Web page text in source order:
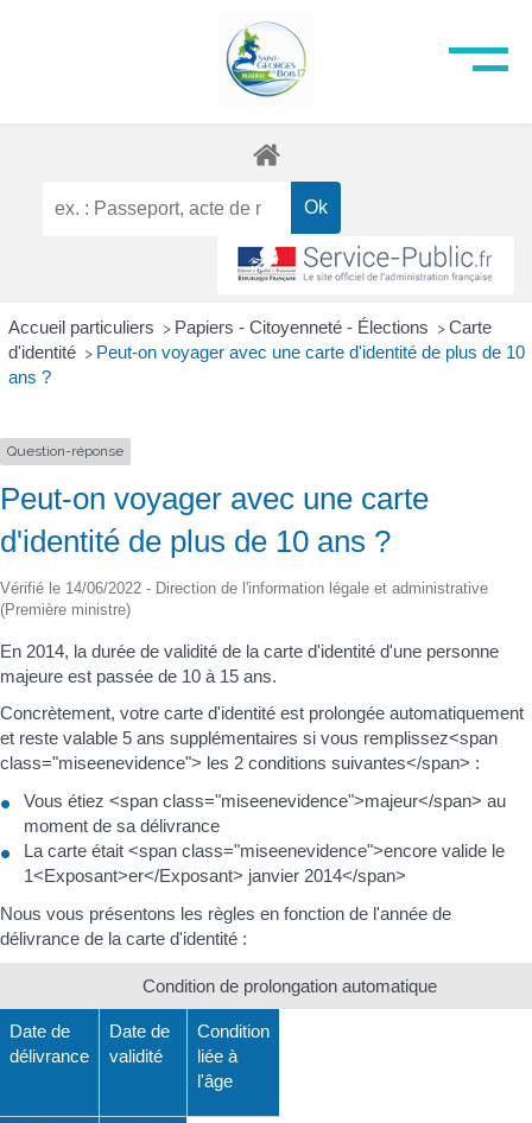
Accueil particuliers > Papiers - Citoyenneté - Élections > Carte
d'identité > Peut-on voyager avec une carte d'identité de plus de 10
ans ?
Question-réponse
Peut-on voyager avec une carte
d'identité de plus de 10 ans ?
Vérifié le 14/06/2022 - Direction de l'information légale et administrative
(Première ministre)
En 2014, la durée de validité de la carte d'identité d'une personne
majeure est passée de 10 à 15 ans.
Concrètement, votre carte d'identité est prolongée automatiquement
et reste valable 5 ans supplémentaires si vous remplissez<span
class="miseenevidence"> les 2 conditions suivantes</span> :
Vous étiez <span class="miseenevidence">majeur</span> au
moment de sa délivrance
La carte était <span class="miseenevidence">encore valide le
1<Exposant>er</Exposant> janvier 2014</span>
Nous vous présentons les règles en fonction de l'année de
délivrance de la carte d'identité :
Condition de prolongation automatique
Date de
délivrance
Date de
validité
Condition
liée à
l'âge